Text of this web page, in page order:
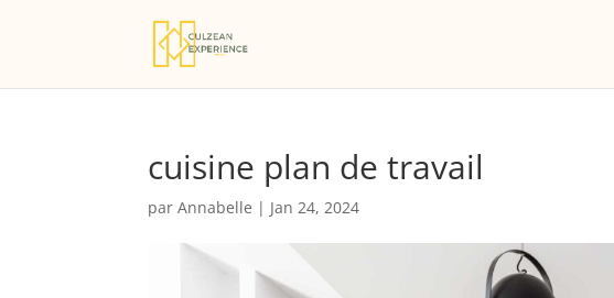
cuisine plan de travail
parAnnabelle | Jan 24, 2024